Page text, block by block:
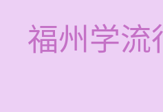
福州学流